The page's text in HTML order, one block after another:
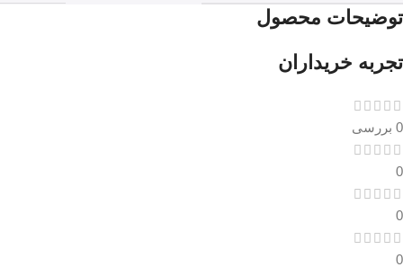
توضیحات محصول
تجربه خریداران
0 بررسی
0
0
0